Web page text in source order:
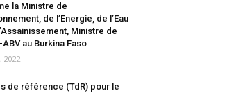
la Ministre de
de l’Energie, de l’Eau
Ministre de
au Burkina Faso
2022
de référence (TdR) pour le